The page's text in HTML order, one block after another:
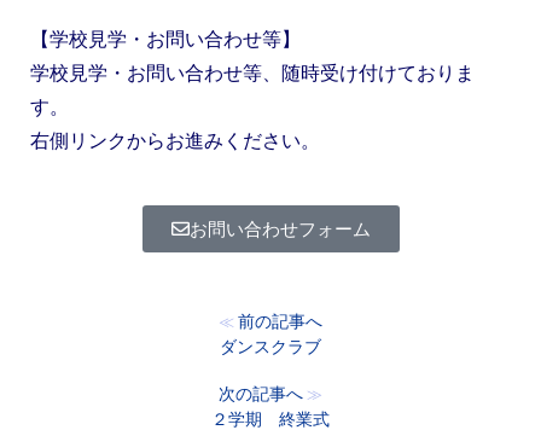
【学校見学・お問い合わせ等】
学校見学・お問い合わせ等、随時受け付けておりま
す。
右側リンクからお進みください。
お問い合わせフォーム
≪ 前の記事へ
ダンスクラブ
次の記事へ ≫
２学期 終業式